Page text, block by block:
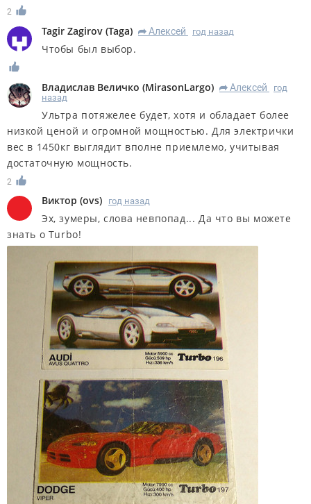
2
Tagir Zagirov (Taga) R Алексей год назад
Чтобы был выбор.
Владислав Величко (MirasonLargo) R Алексей
год
назад
Ультра потяжелее будет, хотя и обладает более
низкой ценой и огромной мощностью. Для электрички
вес в 1450кг выглядит вполне приемлемо, учитывая
достаточную мощность.
2
Виктор (ovs) год назад
Эх, зумеры, слова невпопад... Да что вы можете
знать о Turbo!